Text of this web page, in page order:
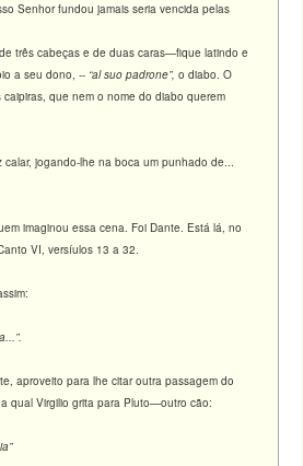
Senhor fundou jamais seria vencida pelas
três cabeças e de duas caras—fique latindo e
a seu dono, -- “al suo padrone”,o diabo. O
caipiras, que nem o nome do diabo querem
calar, jogando-lhe na boca um punhado de...
imaginou essa cena. Foi Dante. Está lá, no
VI, versíulos 13 a 32.
aproveito para lhe citar outra passagem do
qual Virgilio grita para Pluto—outro cão: